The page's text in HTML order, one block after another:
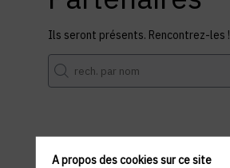
Ils seront présents. Rencontrez-les !
A propos des cookies sur ce site